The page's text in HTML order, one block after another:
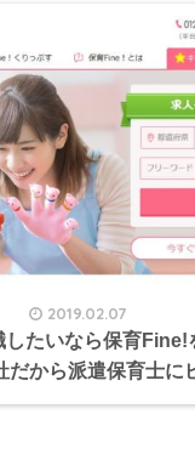
2019.02.07
したいなら保育Fine!
だから派遣保育士に